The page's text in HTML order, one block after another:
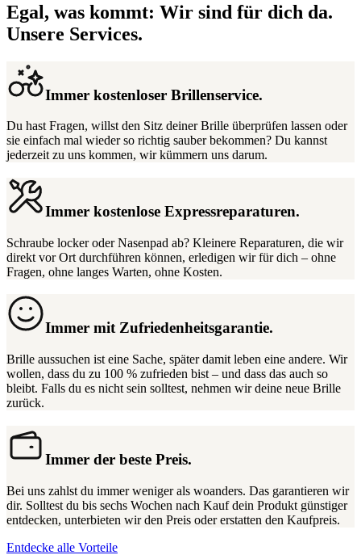
Egal, was kommt: Wir sind für dich da.
Unsere Services.
Immer kostenloser Brillenservice.
Du hast Fragen, willst den Sitz deiner Brille überprüfen lassen oder
sie einfach mal wieder so richtig sauber bekommen? Du kannst
jederzeit zu uns kommen, wir kümmern uns darum.
Immer kostenlose Expressreparaturen.
Schraube locker oder Nasenpad ab? Kleinere Reparaturen, die wir
direkt vor Ort durchführen können, erledigen wir für dich – ohne
Fragen, ohne langes Warten, ohne Kosten.
Immer mit Zufriedenheitsgarantie.
Brille aussuchen ist eine Sache, später damit leben eine andere. Wir
wollen, dass du zu 100 % zufrieden bist – und dass das auch so
bleibt. Falls du es nicht sein solltest, nehmen wir deine neue Brille
zurück.
Immer der beste Preis.
Bei uns zahlst du immer weniger als woanders. Das garantieren wir
dir. Solltest du bis sechs Wochen nach Kauf dein Produkt günstiger
entdecken, unterbieten wir den Preis oder erstatten den Kaufpreis.
Entdecke alle Vorteile